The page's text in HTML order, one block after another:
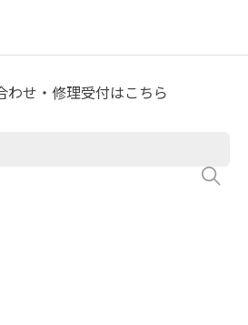
わせ・修理受付はこちら
ない 分析のテクニックあれこ
レンゴムに続き、今回はブタジ
。ブタジエンゴム（BR）は自動
材などで広く使われる汎用ゴム